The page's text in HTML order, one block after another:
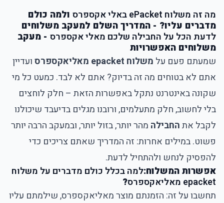
מה זה משלוח ePacket באלי אקספרס
ולמה כולם
מדברים עליו? - המדריך השלם למעקב משלוחים
לדעת הכל על החבילה שלכם מאלי אקספרס - מעקב
משלוחים האפשרויות
שמעתם פעם על משלוח epacket מאליאקספרס
ועדיין
אתם לא בטוחים מה זה בדיוק? אתם לא לבד. כמעט כל מי
שקונה באינטרנט נתקל באפשרות הזאת – חלק לוחצים
בלי לחשוב, חלק מתעלמים, ורובנו מגלים בדיעבד שיכולנו
לקבל אתהחבילה מהר יותר, בזול יותר, ובמעקב הרבה יותר
פשוט. במילים אחרות: זה המדריך שאתם צריכים כדי
להפסיק לנחש ולהתחיל לדעת.
אפשרות המשלוח:למה בכלל כולם מדברים על משלוח
epacket מאליאקספרס
?
תחשבו על זה: הזמנתם מוצר מאליאקספרס, שילמתם עליו